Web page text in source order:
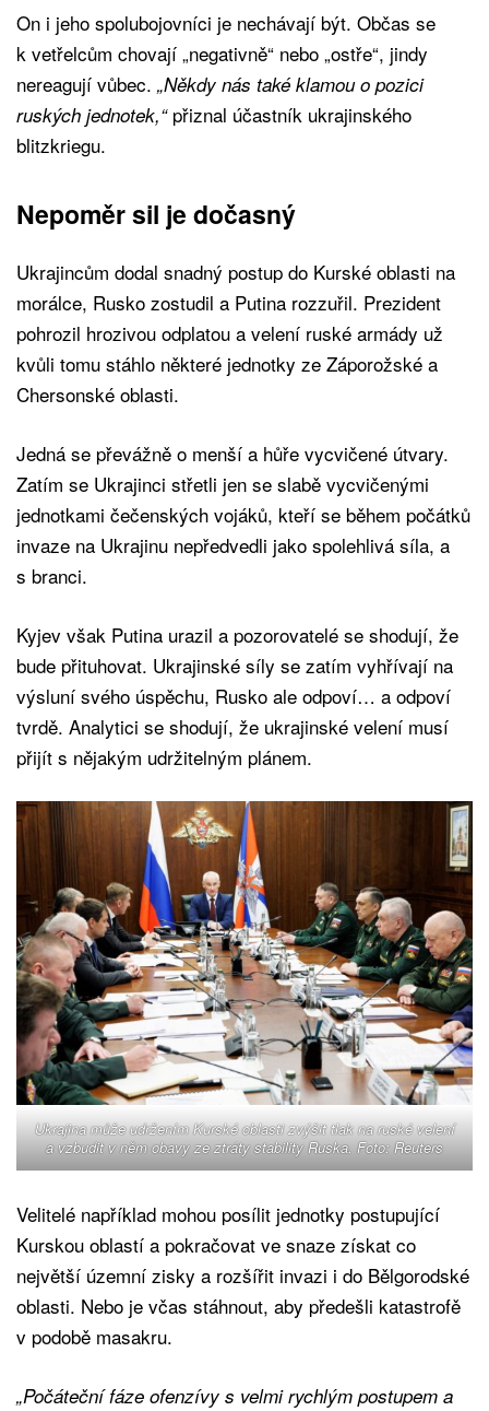
On i jeho spolubojovníci je nechávají být. Občas se
k vetřelcům chovají „negativně“ nebo „ostře“, jindy
nereagují vůbec. „Někdy nás také klamou o pozici
ruských jednotek,“přiznal účastník ukrajinského
blitzkriegu.
Nepoměr sil je dočasný
Ukrajincům dodal snadný postup do Kurské oblasti na
morálce, Rusko zostudil a Putina rozzuřil. Prezident
pohrozil hrozivou odplatou a velení ruské armády už
kvůli tomu stáhlo některé jednotky ze Záporožské a
Chersonské oblasti.
Jedná se převážně o menší a hůře vycvičené útvary.
Zatím se Ukrajinci střetli jen se slabě vycvičenými
jednotkami čečenských vojáků, kteří se během počátků
invaze na Ukrajinu nepředvedli jako spolehlivá síla, a
s branci.
Kyjev však Putina urazil a pozorovatelé se shodují, že
bude přituhovat. Ukrajinské síly se zatím vyhřívají na
výsluní svého úspěchu, Rusko ale odpoví… a odpoví
tvrdě. Analytici se shodují, že ukrajinské velení musí
přijít s nějakým udržitelným plánem.
Ukrajina může udržením Kurské oblasti zvýšit tlak na ruské velení
a vzbudit v něm obavy ze ztráty stability Ruska. Foto: Reuters
Velitelé například mohou posílit jednotky postupující
Kurskou oblastí a pokračovat ve snaze získat co
největší územní zisky a rozšířit invazi i do Bělgorodské
oblasti. Nebo je včas stáhnout, aby předešli katastrofě
v podobě masakru.
„Počáteční fáze ofenzívy s velmi rychlým postupem a